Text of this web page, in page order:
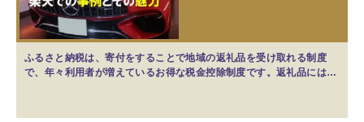
ふるさと納税は、寄付をすることで地域の返礼品を受け取れる制度
で、年々利用者が増えているお得な税金控除制度です。返礼品には…